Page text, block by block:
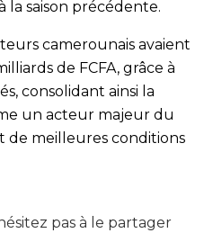
la saison précédente.
camerounais avaient
de FCFA, grâce à
consolidant ainsi la
un acteur majeur du
de meilleures conditions
pas à le partager